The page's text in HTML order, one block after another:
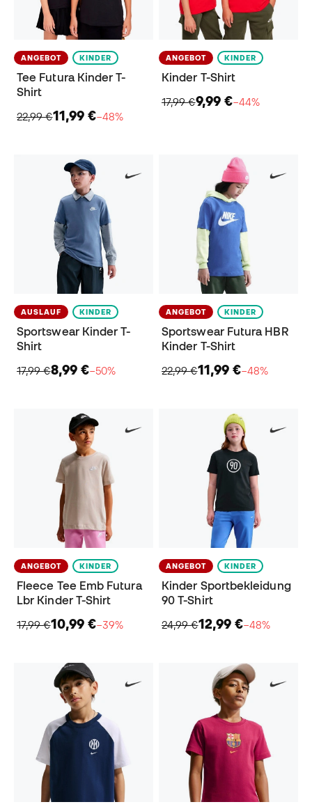
ANGEBOT KINDER
Tee Futura Kinder T-
Shirt
22,99 €11,99 €−48%
ANGEBOT KINDER
Kinder​ T-Shirt
17,99 €9,99 €−44%
AUSLAUF KINDER
Sportswear Kinder T-
Shirt
17,99 €8,99 €−50%
ANGEBOT KINDER
Sportswear Futura HBR
Kinder T-Shirt
22,99 €11,99 €−48%
ANGEBOT KINDER
Fleece Tee Emb Futura
Lbr Kinder T-Shirt
17,99 €10,99 €−39%
ANGEBOT KINDER
Kinder Sportbekleidung
90 T-Shirt
24,99 €12,99 €−48%